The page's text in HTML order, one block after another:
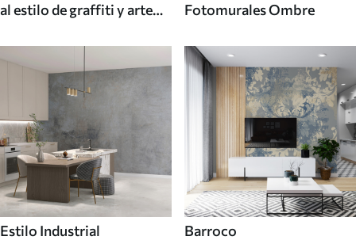
al estilo de graffiti y arte
Fotomurales Ombre
Estilo Industrial Barroco